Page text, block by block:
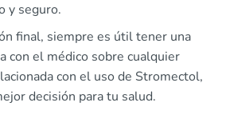
y seguro.
final, siempre es útil tener una
con el médico sobre cualquier
con el uso de Stromectol,
decisión para tu salud.